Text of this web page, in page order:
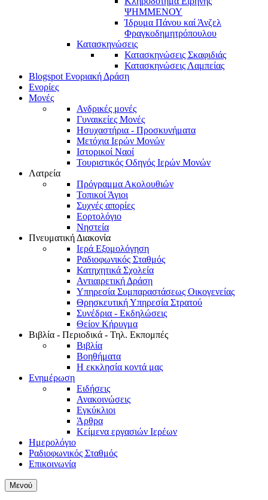
ΨΗΜΜΕΝΟΥ
Ίδρυμα Πάνου καί Άνζελ
Φραγκοδημητρόπουλου
Κατασκηνώσεις
Κατασκηνώσεις Σκαφιδιάς
Κατασκηνώσεις Λαμπείας
Blogspot Ενοριακή Δράση
Ενορίες
Μονές
Ανδρικές μονές
Γυναικείες Μονές
Ησυχαστήρια - Προσκυνήματα
Μετόχια Ιερών Μονών
Ιστορικοί Ναοί
Τουριστικός Οδηγός Ιερών Μονών
Λατρεία
Πρόγραμμα Ακολουθιών
Τοπικοί Άγιοι
Συχνές απορίες
Εορτολόγιο
Νηστεία
Πνευματική Διακονία
Ιερά Εξομολόγηση
Ραδιοφωνικός Σταθμός
Κατηχητικά Σχολεία
Αντιαιρετική Δράση
Υπηρεσία Συμπαραστάσεως Οικογενείας
Θρησκευτική Υπηρεσία Στρατού
Συνέδρια - Εκδηλώσεις
Θείον Κήρυγμα
Βιβλία - Περιοδικά - Τηλ. Εκπομπές
Βιβλία
Βοηθήματα
Η εκκλησία κοντά μας
Ενημέρωση
Ειδήσεις
Ανακοινώσεις
Εγκύκλιοι
Άρθρα
Κείμενα εργασιών Ιερέων
Ημερολόγιο
Ραδιοφωνικός Σταθμός
Επικοινωνία
Μενού